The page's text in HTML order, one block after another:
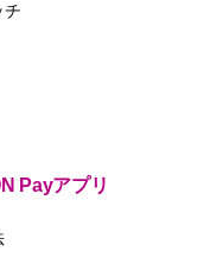
チ
Payアプリ